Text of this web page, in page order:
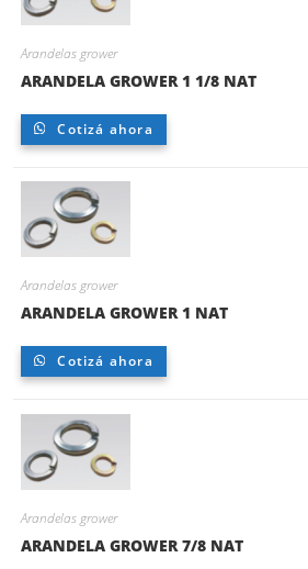
Arandelas grower
ARANDELA GROWER 1 1/8 NAT
Cotizá ahora
Arandelas grower
ARANDELA GROWER 1 NAT
Cotizá ahora
Arandelas grower
ARANDELA GROWER 7/8 NAT